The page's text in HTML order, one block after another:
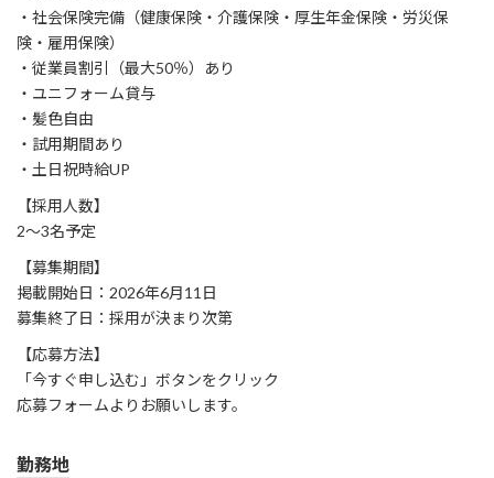
・社会保険完備（健康保険・介護保険・厚生年金保険・労災保
険・雇用保険）
・従業員割引（最大50％）あり
・ユニフォーム貸与
・髪色自由
・試用期間あり
・土日祝時給UP
【採用人数】
2〜3名予定
【募集期間】
掲載開始日：2026年6月11日
募集終了日：採用が決まり次第
【応募方法】
「今すぐ申し込む」ボタンをクリック
応募フォームよりお願いします。
勤務地